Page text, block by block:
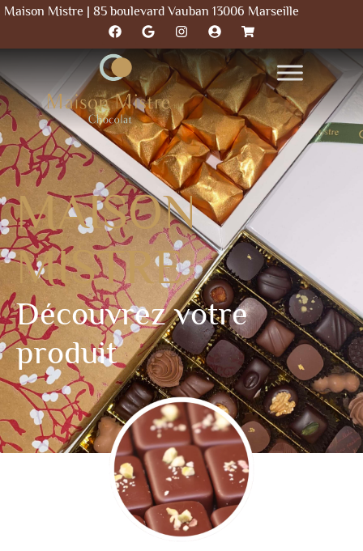
Maison Mistre | 85 boulevard Vauban 13006 Marseille
MAISON
MISTRE
Découvrez votre
produit